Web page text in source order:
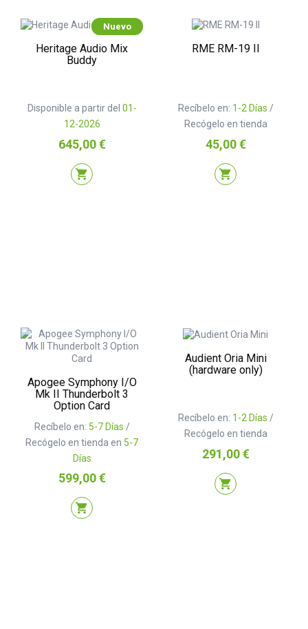
Nuevo
Heritage Audio Mix
Buddy
Disponible a partir del 01-
12-2026
Precio
645,00 €
shopping_cart
RME RM-19 II
Recíbelo en: 1-2 Días /
Recógelo en tienda
Precio
45,00 €
shopping_cart
Apogee Symphony I/O
Mk II Thunderbolt 3
Option Card
Recíbelo en: 5-7 Días /
Recógelo en tienda en 5-7
Días
Precio
599,00 €
shopping_cart
Audient Oria Mini
(hardware only)
Recíbelo en: 1-2 Días /
Recógelo en tienda
Precio
291,00 €
shopping_cart